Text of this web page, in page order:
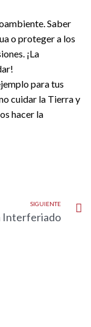
Saber
o proteger a los
¡La
para tus
cuidar la Tierra y
hacer la
SIGUIENTE
Interferiado